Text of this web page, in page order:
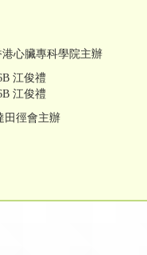
心臟專科學院主辦
江俊禮
江俊禮
田徑會主辦